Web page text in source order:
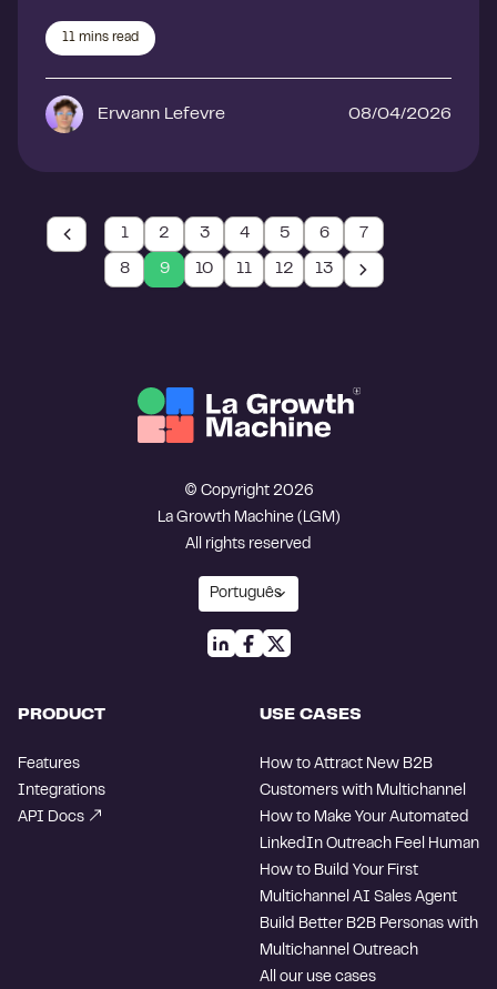
11 mins read
Erwann Lefevre 08/04/2026
1 2 3 4 5 6 7
8 9 10 11 12 13
© Copyright 2026
La Growth Machine (LGM)
All rights reserved
PRODUCT
Features
Integrations
API Docs
USE CASES
How to Attract New B2B
Customers with Multichannel
How to Make Your Automated
LinkedIn Outreach Feel Human
How to Build Your First
Multichannel AI Sales Agent
Build Better B2B Personas with
Multichannel Outreach
All our use cases